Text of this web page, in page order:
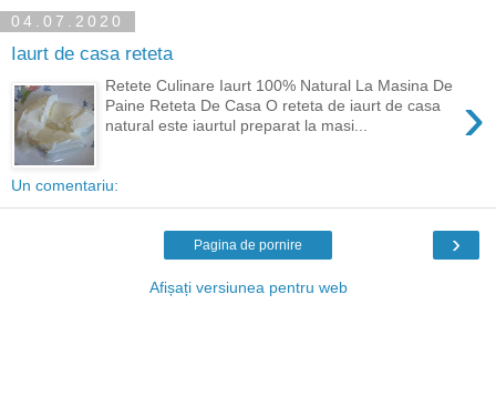
04.07.2020
Iaurt de casa reteta
›
Retete Culinare Iaurt 100% Natural La Masina De
Paine Reteta De Casa O reteta de iaurt de casa
natural este iaurtul preparat la masi...
Un comentariu:
›
Pagina de pornire
Afișați versiunea pentru web